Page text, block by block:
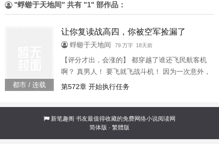
"蜉蝣于天地间" 共有 "1" 部作品：
都市 / 连载
让你复读战高四，你被空军捡漏了
蜉蝣于天地间 79 万字 18天前
【评分才出，会涨的】 都穿越了谁还飞民航客机
啊？ 真男人！ 要飞就飞战斗机！ 因为一次意外，
山航最年轻的机长顾轻舟穿越到平行世界。 成为
读再战一年的顾轻舟，在搭乘飞机时突遭空难事
故。 因为他搭乘的这架飞机，竟然是一架——幽
灵航班！！！ 为了自救，也为了拯救这架飞机。
顾轻舟毫不犹豫顶替了已经身负重伤，陷入昏迷
第572章 开始执行任务
新笔趣阁 书友最值得收藏的免费网络小说阅读网
简体版 · 繁體版